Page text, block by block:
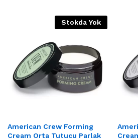
Stokda Yok
American Crew Forming
Cream Orta Tutucu Parlak